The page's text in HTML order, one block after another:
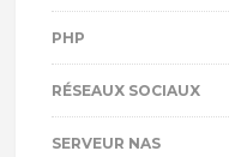
PHP
RÉSEAUX SOCIAUX
SERVEUR NAS